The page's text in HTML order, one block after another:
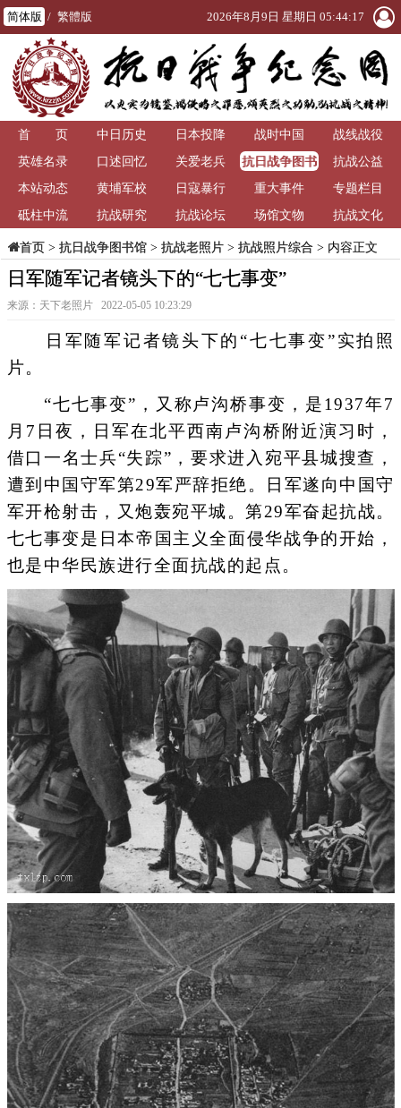
简体版 / 繁體版 2026年8月9日 星期日 05:44:17
首 页 中日历史 日本投降 战时中国
战线战役
英雄名录
口述回忆 关爱老兵
抗日战争图书
馆
抗战公益
本站动态
黄埔军校 日寇暴行 重大事件
专题栏目
砥柱中流
抗战研究 抗战论坛 场馆文物 抗战文化
首页> 抗日战争图书馆> 抗战老照片> 抗战照片综合> 内容正文
日军随军记者镜头下的“七七事变”
来源：天下老照片 2022-05-05 10:23:29
日军随军记者镜头下的“七七事变”实拍照
片。
“七七事变”，又称卢沟桥事变，是1937年7
月7日夜，日军在北平西南卢沟桥附近演习时，
借口一名士兵“失踪”，要求进入宛平县城搜查，
遭到中国守军第29军严辞拒绝。日军遂向中国守
军开枪射击，又炮轰宛平城。第29军奋起抗战。
七七事变是日本帝国主义全面侵华战争的开始，
也是中华民族进行全面抗战的起点。